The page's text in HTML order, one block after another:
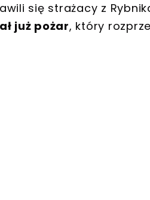
się strażacy z
już pożar, który